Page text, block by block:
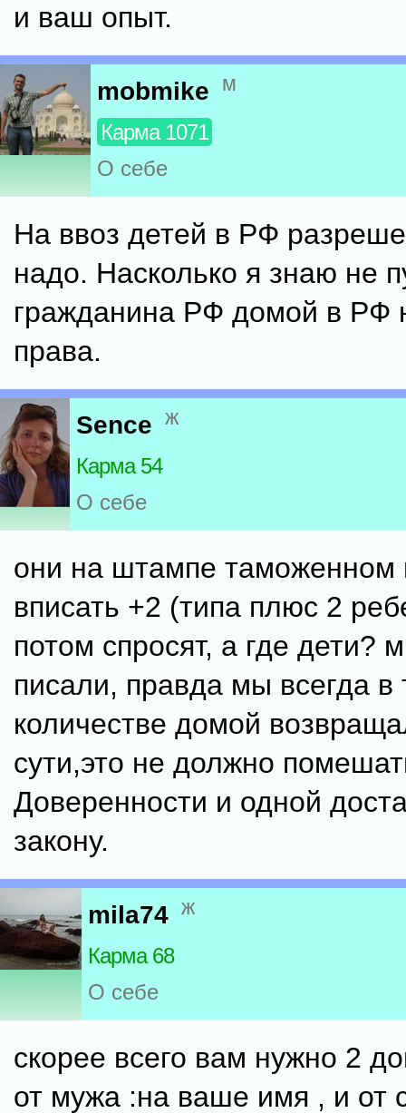
и ваш опыт.
mobmike м
Карма 1071
О себе
На ввоз детей в РФ
надо. Насколько я знаю не
гражданина РФ домой в РФ
права.
Sence ж
Карма 54
О себе
они на штампе таможенном
вписать +2 (типа плюс 2
потом спросят, а где дети?
писали, правда мы всегда в
количестве домой
сути,это не должно
Доверенности и одной
закону.
mila74 ж
Карма 68
О себе
скорее всего вам нужно 2
от мужа :на ваше имя , и от